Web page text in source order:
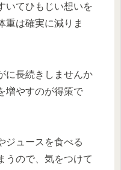
いてひもじい想いを
重は確実に減りま
に長続きしませんか
増やすのが得策で
ジュースを食べる
うので、気をつけて